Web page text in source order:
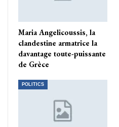
Maria Angelicoussis, la
clandestine armatrice la
davantage toute-puissante
de Grèce
POLITICS